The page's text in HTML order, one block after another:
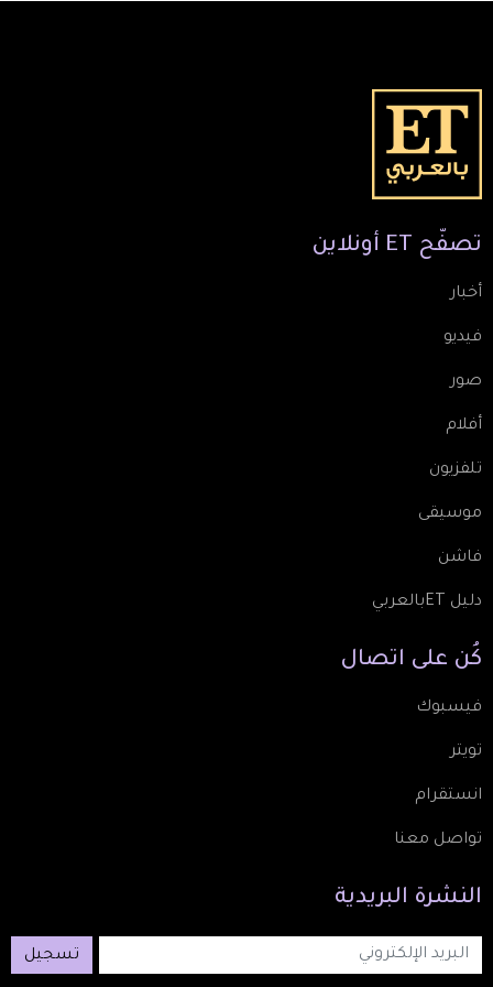
تصفّح ET أونلاين
أخبار
فيديو
صور
أفلام
تلفزيون
موسيقى
فاشن
دليل ETبالعربي
كُن على اتصال
فيسبوك
تويتر
انستقرام
تواصل معنا
النشرة البريدية
تسجيل